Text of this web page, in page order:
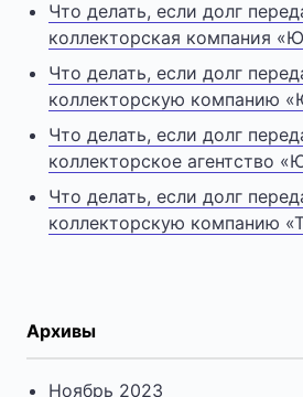
Что делать, если долг
коллекторская компания
Что делать, если долг
коллекторскую компанию
Что делать, если долг
коллекторское агентство
Что делать, если долг
коллекторскую компанию
Архивы
Ноябрь 2023